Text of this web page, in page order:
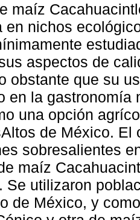
maíz
en nichos
aspectos de
obstante que su
en la gastronomía
una opción
de México.
sobresalientes
maíz
Se utilizaron
de México, y